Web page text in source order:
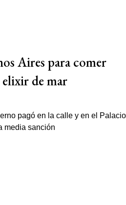
Aires para comer
elixir de mar